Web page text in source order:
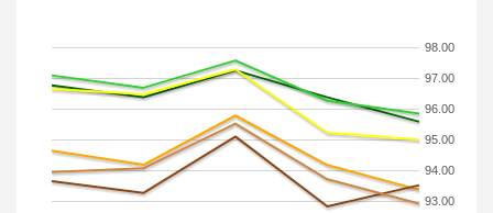
93.00
94.00
95.00
96.00
97.00
98.00